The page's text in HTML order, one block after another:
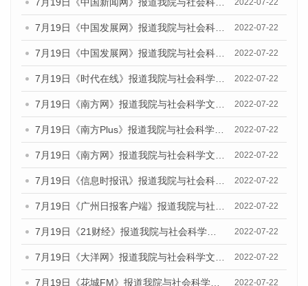
7月19日《中国新闻网》报道我院与社会科学文献出版社联合发布《广州蓝皮书：广州城乡融合发展报告(2022)》的媒体文章 2022-07-22
7月19日《中国发展网》报道我院与社会科学文献出版社联合发布《广州蓝皮书：广州城乡融合发展报告(2022)》的媒体文章 2022-07-22
7月19日《中国发展网》报道我院与社会科学文献出版社联合发布《广州蓝皮书：广州城乡融合发展报告(2022)》的媒体文章 2022-07-22
7月19日《时代在线》报道我院与社会科学文献出版社联合发布《广州蓝皮书：广州城乡融合发展报告(2022)》的媒体文章 2022-07-22
7月19日《南方网》报道我院与社会科学文献出版社联合发布《广州蓝皮书：广州城乡融合发展报告(2022)》的媒体文章 2022-07-22
7月19日《南方Plus》报道我院与社会科学文献出版社联合发布《广州蓝皮书：广州城乡融合发展报告(2022)》的媒体文章 2022-07-22
7月19日《南方网》报道我院与社会科学文献出版社联合发布《广州蓝皮书：广州城乡融合发展报告(2022)》的媒体文章 2022-07-22
7月19日《信息时报讯》报道我院与社会科学文献出版社联合发布《广州蓝皮书：广州城乡融合发展报告(2022)》的媒体文章 2022-07-22
7月19日《广州日报客户端》报道我院与社会科学文献出版社联合发布《广州蓝皮书：广州城乡融合发展报告(2022)》的媒体文章 2022-07-22
7月19日《21财经》报道我院与社会科学文献出版社联合发布《广州蓝皮书：广州城乡融合发展报告(2022)》的媒体文章 2022-07-22
7月19日《大洋网》报道我院与社会科学文献出版社联合发布《广州蓝皮书：广州城乡融合发展报告(2022)》的媒体文章 2022-07-22
7月19日《花城FM》报道我院与社会科学文献出版社联合发布《广州蓝皮书：广州城乡融合发展报告(2022)》的媒体文章 2022-07-22